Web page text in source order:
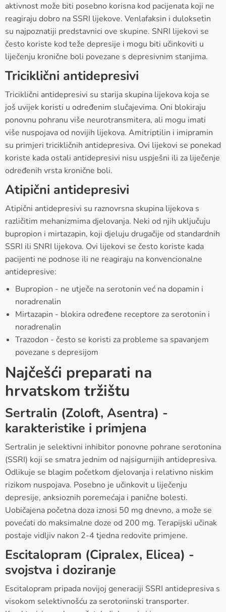
aktivnost može biti posebno korisna kod pacijenata koji ne
reagiraju dobro na SSRI lijekove. Venlafaksin i duloksetin
su najpoznatiji predstavnici ove skupine. SNRI lijekovi se
često koriste kod teže depresije i mogu biti učinkoviti u
liječenju kronične boli povezane s depresivnim stanjima.
Triciklični antidepresivi
Triciklični antidepresivi su starija skupina lijekova koja se
još uvijek koristi u određenim slučajevima. Oni blokiraju
ponovnu pohranu više neurotransmitera, ali mogu imati
više nuspojava od novijih lijekova. Amitriptilin i imipramin
su primjeri tricikličnih antidepresiva. Ovi lijekovi se ponekad
koriste kada ostali antidepresivi nisu uspješni ili za liječenje
određenih vrsta kronične boli.
Atipični antidepresivi
Atipični antidepresivi su raznovrsna skupina lijekova s
različitim mehanizmima djelovanja. Neki od njih uključuju
bupropion i mirtazapin, koji djeluju drugačije od standardnih
SSRI ili SNRI lijekova. Ovi lijekovi se često koriste kada
pacijenti ne podnose ili ne reagiraju na konvencionalne
antidepresive:
Bupropion - ne utječe na serotonin već na dopamin i
noradrenalin
Mirtazapin - blokira određene receptore za serotonin i
noradrenalin
Trazodon - često se koristi za probleme sa spavanjem
povezane s depresijom
Najčešći preparati na
hrvatskom tržištu
Sertralin (Zoloft, Asentra) -
karakteristike i primjena
Sertralin je selektivni inhibitor ponovne pohrane serotonina
(SSRI) koji se smatra jednim od najsigurnijih antidepresiva.
Odlikuje se blagim početkom djelovanja i relativno niskim
rizikom nuspojava. Posebno je učinkovit u liječenju
depresije, anksioznih poremećaja i panične bolesti.
Uobičajena početna doza iznosi 50 mg dnevno, a može se
povećati do maksimalne doze od 200 mg. Terapijski učinak
postaje vidljiv nakon 2-4 tjedna redovite primjene.
Escitalopram (Cipralex, Elicea) -
svojstva i doziranje
Escitalopram pripada novijoj generaciji SSRI antidepresiva s
visokom selektivnošću za serotoninski transporter.